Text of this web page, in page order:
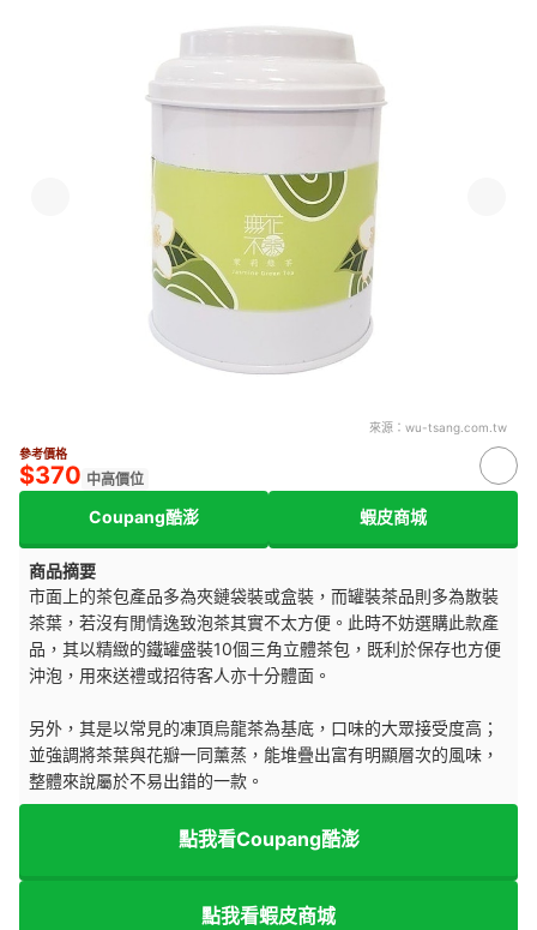
來源： wu-tsang.com.tw
參考價格
$370 中高價位
Coupang酷澎 蝦皮商城
商品摘要
市面上的茶包產品多為夾鏈袋裝或盒裝，而罐裝茶品則多為散裝
茶葉，若沒有閒情逸致泡茶其實不太方便。此時不妨選購此款產
品，其以精緻的鐵罐盛裝10個三角立體茶包，既利於保存也方便
沖泡，用來送禮或招待客人亦十分體面。
另外，其是以常見的凍頂烏龍茶為基底，口味的大眾接受度高；
並強調將茶葉與花瓣一同薰蒸，能堆疊出富有明顯層次的風味，
整體來說屬於不易出錯的一款。
點我看Coupang酷澎
點我看蝦皮商城